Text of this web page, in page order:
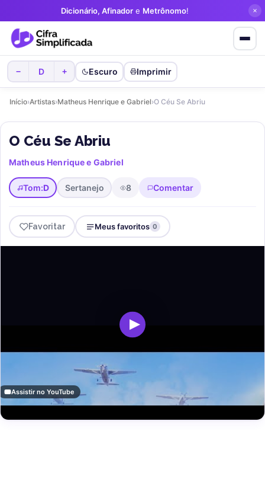
Dicionário, Afinador e Metrônomo!
− D + Escuro Imprimir
Início›Artistas›Matheus Henrique e Gabriel›O Céu Se Abriu
O Céu Se Abriu
Matheus Henrique e Gabriel
Tom:D Sertanejo 8 Comentar
Favoritar Meus favoritos 0
Assistir no YouTube